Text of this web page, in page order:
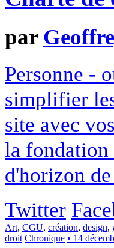
par
Personne -
simplifier
site avec
la fondation
d'horizon
Twitter
Art, CGU, création, design,
droit Chronique • 14